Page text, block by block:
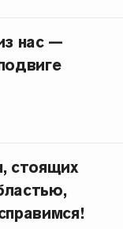
нас —
стоящих